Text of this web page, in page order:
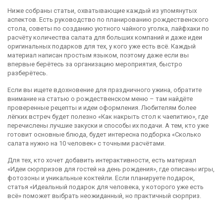
Ниже собраны статьи, охватывающие каждый из упомянутых
аспектов. Есть руководство по планированию рождественского
стола, советы по созданию уютного чайного уголка, лайфхаки по
расчёту количества салата для больших компаний и даже идеи
оригинальных подарков для тех, у кого уже есть всё. Каждый
материал написан простым языком, поэтому даже если вы
впервые берётесь за организацию мероприятия, быстро
разберётесь.
Если вы ищете вдохновение для праздничного ужина, обратите
внимание на статью о рождественском меню – там найдёте
проверенные рецепты и идеи оформления. Любителям более
лёгких встреч будет полезно «Как накрыть стол к чаепитию», где
перечислены лучшие закуски и способы их подачи. А тем, кто уже
готовит основные блюда, будет интересна подборка «Сколько
салата нужно на 10 человек» с точными расчётами.
Для тех, кто хочет добавить интерактивности, есть материал
«Идеи сюрпризов для гостей на день рождения», где описаны игры,
фотозоны и уникальные коктейли. Если планируете подарок,
статья «Идеальный подарок для человека, у которого уже есть
всё» поможет выбрать неожиданный, но практичный сюрприз.